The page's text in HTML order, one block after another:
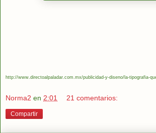
http://www.directoalpaladar.com.mx/publicidad-y-diseno/la-tipografia-
Norma2 en 2:01 21 comentarios:
Compartir